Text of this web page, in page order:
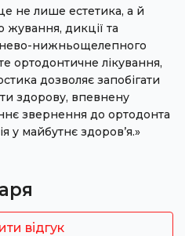
не лише естетика, а й
жування, дикції та
нижньощелепного
ортодонтичне лікування,
дозволяє запобігати
здорову, впевнену
звернення до ортодонта
у майбутнє здоров’я.»
відгук